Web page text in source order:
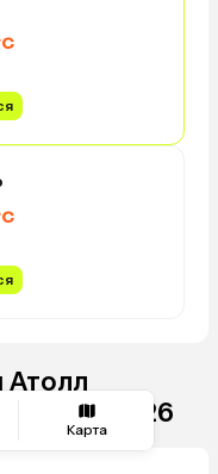
Карта
Атолл
2026